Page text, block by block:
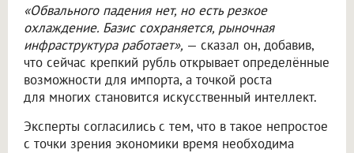
«Обвального падения нет, но есть резкое
охлаждение. Базис сохраняется, рыночная
инфраструктура работает», — сказал он, добавив,
что сейчас крепкий рубль открывает определённые
возможности для импорта, а точкой роста
для многих становится искусственный интеллект.
Эксперты согласились с тем, что в такое непростое
с точки зрения экономики время необходима